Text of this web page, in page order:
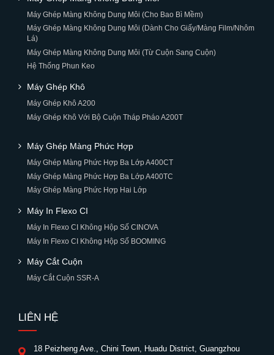
Máy Ghép Màng Không Dung Môi (Cho Bao Bì Mềm)
Máy Ghép Màng Không Dung Môi (Dành Cho Giấy/Màng Film/Nhôm
Lá)
Máy Ghép Màng Không Dung Môi (Từ Cuộn Sang Cuộn)
Hệ Thống Phun Keo
Máy Ghép Khô
Máy Ghép Khô A200
Máy Ghép Khô Với Bộ Cuộn Tháp Pháo A200T
Máy Ghép Màng Phức Hợp
Máy Ghép Màng Phức Hợp Ba Lớp A400CT
Máy Ghép Màng Phức Hợp Ba Lớp A400TC
Máy Ghép Màng Phức Hợp Hai Lớp
Máy In Flexo CI
Máy In Flexo CI Không Hộp Số CINOVA
Máy In Flexo CI Không Hộp Số BOOMING
Máy Cắt Cuộn
Máy Cắt Cuộn SSR-A
LIÊN HỆ
18 Peizheng Ave., Chini Town, Huadu District, Guangzhou